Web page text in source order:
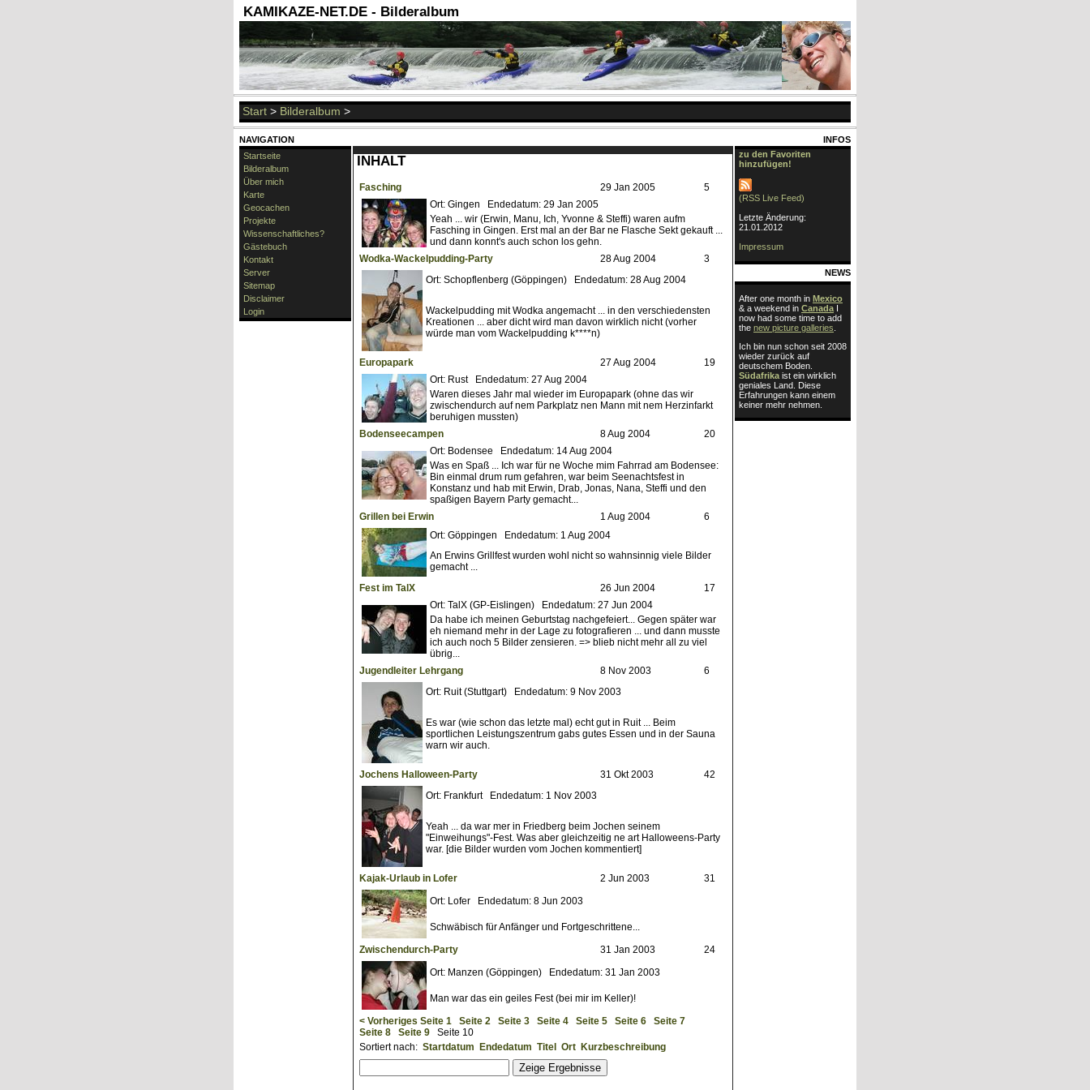
KAMIKAZE-NET.DE - Bilderalbum
Start > Bilderalbum >
NAVIGATION
Startseite
Bilderalbum
Über mich
Karte
Geocachen
Projekte
Wissenschaftliches?
Gästebuch
Kontakt
Server
Sitemap
Disclaimer
Login
INHALT
Fasching 29 Jan 2005
5
Ort: Gingen Endedatum: 29 Jan 2005
Yeah ... wir (Erwin, Manu, Ich, Yvonne & Steffi) waren aufm
Fasching in Gingen. Erst mal an der Bar ne Flasche Sekt gekauft ...
und dann konnt's auch schon los gehn.
Wodka-Wackelpudding-Party
28 Aug 2004
3
Ort: Schopflenberg (Göppingen) Endedatum: 28 Aug 2004
Wackelpudding mit Wodka angemacht ... in den verschiedensten
Kreationen ... aber dicht wird man davon wirklich nicht (vorher
würde man vom Wackelpudding k****n)
Europapark 27 Aug 2004
19
Ort: Rust Endedatum: 27 Aug 2004
Waren dieses Jahr mal wieder im Europapark (ohne das wir
zwischendurch auf nem Parkplatz nen Mann mit nem Herzinfarkt
beruhigen mussten)
Bodenseecampen
8 Aug 2004
20
Ort: Bodensee Endedatum: 14 Aug 2004
Was en Spaß ... Ich war für ne Woche mim Fahrrad am Bodensee:
Bin einmal drum rum gefahren, war beim Seenachtsfest in
Konstanz und hab mit Erwin, Drab, Jonas, Nana, Steffi und den
spaßigen Bayern Party gemacht...
Grillen bei Erwin
1 Aug 2004
6
Ort: Göppingen Endedatum: 1 Aug 2004
An Erwins Grillfest wurden wohl nicht so wahnsinnig viele Bilder
gemacht ...
Fest im TalX
26 Jun 2004
17
Ort: TalX (GP-Eislingen) Endedatum: 27 Jun 2004
Da habe ich meinen Geburtstag nachgefeiert... Gegen später war
eh niemand mehr in der Lage zu fotografieren ... und dann musste
ich auch noch 5 Bilder zensieren. => blieb nicht mehr all zu viel
übrig...
Jugendleiter Lehrgang
8 Nov 2003
6
Ort: Ruit (Stuttgart) Endedatum: 9 Nov 2003
Es war (wie schon das letzte mal) echt gut in Ruit ... Beim
sportlichen Leistungszentrum gabs gutes Essen und in der Sauna
warn wir auch.
Jochens Halloween-Party 31 Okt 2003
42
Ort: Frankfurt Endedatum: 1 Nov 2003
Yeah ... da war mer in Friedberg beim Jochen seinem
"Einweihungs"-Fest. Was aber gleichzeitig ne art Halloweens-Party
war. [die Bilder wurden vom Jochen kommentiert]
Kajak-Urlaub in Lofer 2 Jun 2003
31
Ort: Lofer Endedatum: 8 Jun 2003
Schwäbisch für Anfänger und Fortgeschrittene...
Zwischendurch-Party
31 Jan 2003
24
Ort: Manzen (Göppingen) Endedatum: 31 Jan 2003
Man war das ein geiles Fest (bei mir im Keller)!
< Vorheriges Seite 1 Seite 2 Seite 3 Seite 4 Seite 5 Seite 6
Seite 7
Seite 8
Seite 9 Seite 10
Sortiert nach: Startdatum Endedatum Titel Ort Kurzbeschreibung
INFOS
zu den Favoriten
hinzufügen!
(RSS Live Feed)
Letzte Änderung:
21.01.2012
Impressum
NEWS
After one month in Mexico
& a weekend in Canada I
now had some time to add
the new picture galleries
Ich bin nun schon seit 2008
wieder zurück auf
deutschem Boden.
Südafrika ist ein wirklich
geniales Land. Diese
Erfahrungen kann einem
keiner mehr nehmen.